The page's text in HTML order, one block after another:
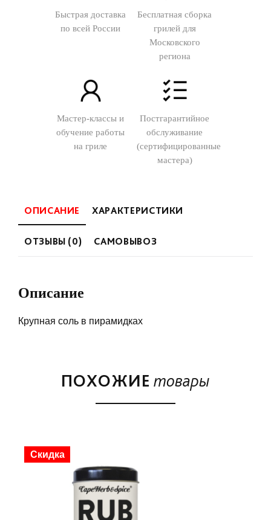
Быстрая доставка
по всей России
Бесплатная сборка
грилей для
Московского
региона
Мастер-классы и
обучение работы
на гриле
Постгарантийное
обслуживание
(сертифицированные
мастера)
ОПИСАНИЕ ХАРАКТЕРИСТИКИ
ОТЗЫВЫ (0) САМОВЫВОЗ
Описание
Крупная соль в пирамидках
ПОХОЖИЕ товары
Скидка